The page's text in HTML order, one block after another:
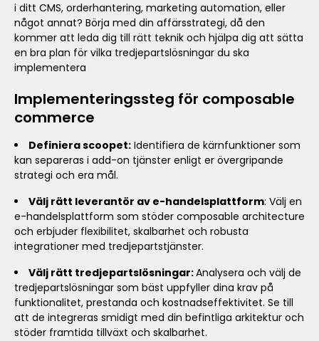
i ditt CMS, orderhantering, marketing automation, eller
något annat? Börja med din affärsstrategi, då den
kommer att leda dig till rätt teknik och hjälpa dig att sätta
en bra plan för vilka tredjepartslösningar du ska
implementera
Implementeringssteg för composable
commerce
Definiera scoopet: Identifiera de kärnfunktioner som
kan separeras i add-on tjänster enligt er övergripande
strategi och era mål.
Välj rätt leverantör av e-handelsplattform: Välj en
e-handelsplattform som stöder composable architecture
och erbjuder flexibilitet, skalbarhet och robusta
integrationer med tredjepartstjänster.
Välj rätt tredjepartslösningar:Analysera och välj de
tredjepartslösningar som bäst uppfyller dina krav på
funktionalitet, prestanda och kostnadseffektivitet. Se till
att de integreras smidigt med din befintliga arkitektur och
stöder framtida tillväxt och skalbarhet.